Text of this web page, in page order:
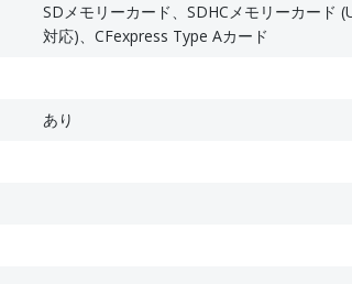
SDメモリーカード、SDHCメモリーカード
対応)、CFexpress Type Aカード
あり